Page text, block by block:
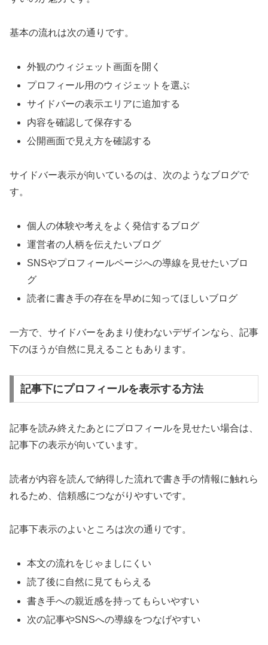
基本の流れは次の通りです。
外観のウィジェット画面を開く
プロフィール用のウィジェットを選ぶ
サイドバーの表示エリアに追加する
内容を確認して保存する
公開画面で見え方を確認する
サイドバー表示が向いているのは、次のようなブログで
す。
個人の体験や考えをよく発信するブログ
運営者の人柄を伝えたいブログ
SNSやプロフィールページへの導線を見せたいブロ
グ
読者に書き手の存在を早めに知ってほしいブログ
一方で、サイドバーをあまり使わないデザインなら、記事
下のほうが自然に見えることもあります。
記事下にプロフィールを表示する方法
記事を読み終えたあとにプロフィールを見せたい場合は、
記事下の表示が向いています。
読者が内容を読んで納得した流れで書き手の情報に触れら
れるため、信頼感につながりやすいです。
記事下表示のよいところは次の通りです。
本文の流れをじゃましにくい
読了後に自然に見てもらえる
書き手への親近感を持ってもらいやすい
次の記事やSNSへの導線をつなげやすい